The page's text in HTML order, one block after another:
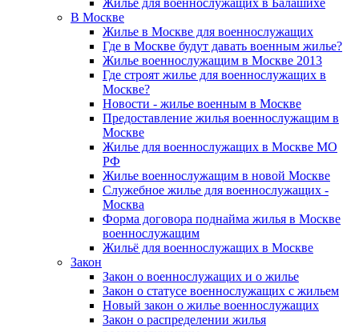
Жильё для военнослужащих в Балашихе
В Москве
Жилье в Москве для военнослужащих
Где в Москве будут давать военным жилье?
Жилье военнослужащим в Москве 2013
Где строят жилье для военнослужащих в
Москве?
Новости - жилье военным в Москве
Предоставление жилья военнослужащим в
Москве
Жилье для военнослужащих в Москве МО
РФ
Жилье военнослужащим в новой Москве
Служебное жилье для военнослужащих -
Москва
Форма договора поднайма жилья в Москве
военнослужащим
Жильё для военнослужащих в Москве
Закон
Закон о военнослужащих и о жилье
Закон о статусе военнослужащих с жильем
Новый закон о жилье военнослужащих
Закон о распределении жилья